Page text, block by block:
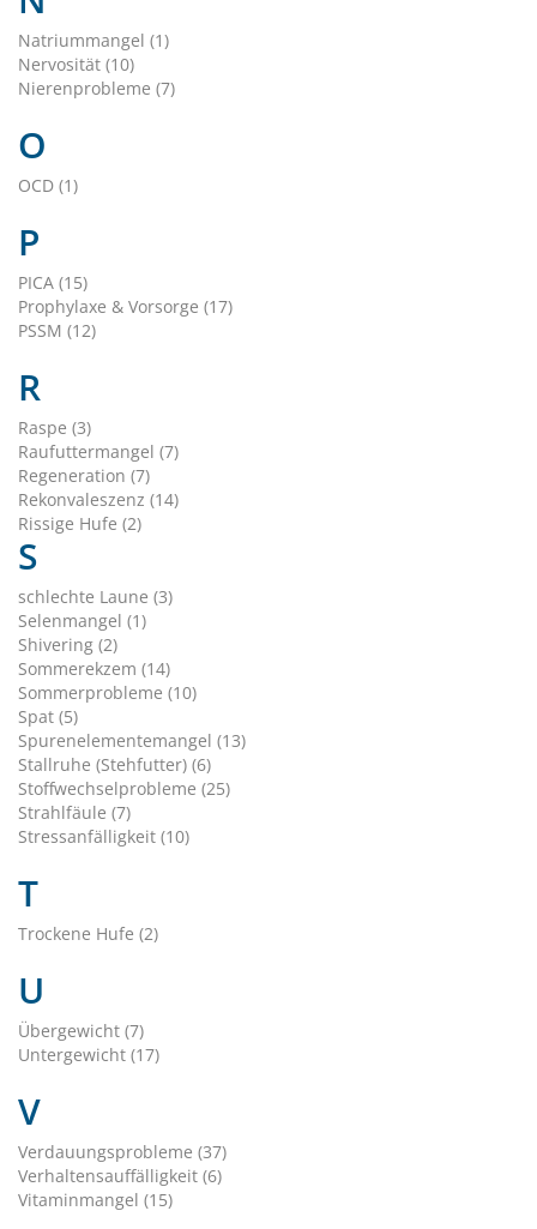
Natriummangel (1)
Nervosität (10)
Nierenprobleme (7)
O
OCD (1)
P
PICA (15)
Prophylaxe & Vorsorge (17)
PSSM (12)
R
Raspe (3)
Raufuttermangel (7)
Regeneration (7)
Rekonvaleszenz (14)
Rissige Hufe (2)
S
schlechte Laune (3)
Selenmangel (1)
Shivering (2)
Sommerekzem (14)
Sommerprobleme (10)
Spat (5)
Spurenelementemangel (13)
Stallruhe (Stehfutter) (6)
Stoffwechselprobleme (25)
Strahlfäule (7)
Stressanfälligkeit (10)
T
Trockene Hufe (2)
U
Übergewicht (7)
Untergewicht (17)
V
Verdauungsprobleme (37)
Verhaltensauffälligkeit (6)
Vitaminmangel (15)